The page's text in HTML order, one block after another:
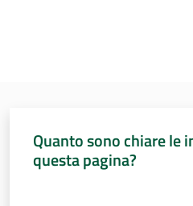
Quanto sono chiare le
questa pagina?